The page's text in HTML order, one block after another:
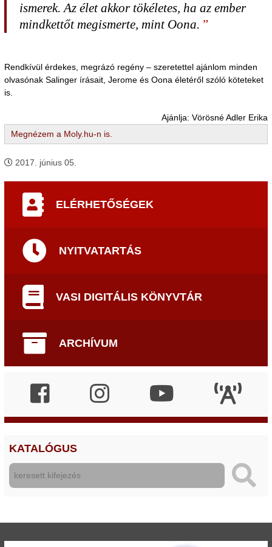
ismerek. Az élet akkor tökéletes, ha az ember
mindkettőt megismerte, mint Oona.
Rendkívül érdekes, megrázó regény – szeretettel ajánlom minden
olvasónak Salinger írásait, Jerome és Oona életéről szóló köteteket
is.
Ajánlja: Vörösné Adler Erika
Megnézem a Moly.hu-n is.
2017. június 05.
ELÉRHETŐSÉGEK
NYITVATARTÁS
VASI DIGITÁLIS KÖNYVTÁR
ARCHÍVUM
KATALÓGUS